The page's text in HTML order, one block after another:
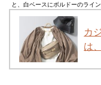
と、白ベースにボルドーのライ
カ
は